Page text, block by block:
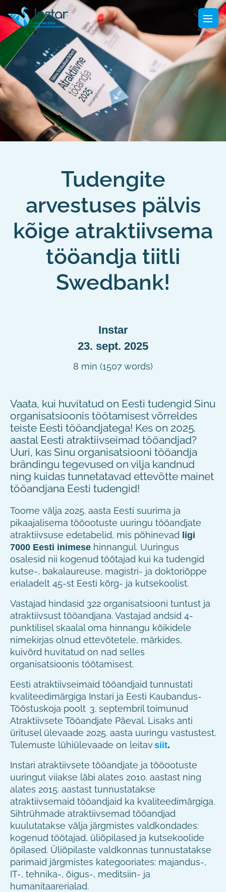
Tudengite
arvestuses pälvis
kõige atraktiivsema
tööandja tiitli
Swedbank!
Instar
23. sept. 2025
8 min (1507 words)
Vaata, kui huvitatud on Eesti tudengid Sinu
organisatsioonis töötamisest võrreldes
teiste Eesti tööandjatega! Kes on 2025.
aastal Eesti atraktiivseimad tööandjad?
Uuri, kas Sinu organisatsiooni tööandja
brändingu tegevused on vilja kandnud
ning kuidas tunnetatavad ettevõtte mainet
tööandjana Eesti tudengid!
Toome välja 2025. aasta Eesti suurima ja
pikaajalisema tööootuste uuringu tööandjate
atraktiivsuse edetabelid, mis põhinevad
ligi
7000 Eesti inimese hinnangul. Uuringus
osalesid nii kogenud töötajad kui ka tudengid
kutse-, bakalaureuse, magistri- ja doktoriõppe
erialadelt 45-st Eesti kõrg- ja kutsekoolist.
Vastajad hindasid 322 organisatsiooni tuntust ja
atraktiivsust tööandjana.Vastajad andsid 4-
punktilisel skaalal oma hinnangu kõikidele
nimekirjas olnud ettevõtetele, märkides,
kuivõrd huvitatud on nad selles
organisatsioonis töötamisest.
Eesti atraktiivseimaid tööandjaid tunnustati
kvaliteedimärgiga Instari ja Eesti Kaubandus-
Tööstuskoja poolt 3. septembril toimunud
Atraktiivsete Tööandjate Päeval. Lisaks anti
üritusel ülevaade 2025. aasta uuringu vastustest.
Tulemuste lühiülevaade on leitav siit.
Instari atraktiivsete tööandjate ja tööootuste
uuringut viiakse läbi alates 2010. aastast ning
alates 2015. aastast tunnustatakse
atraktiivsemaid tööandjaid ka kvaliteedimärgiga.
Sihtrühmade atraktiivsemad tööandjad
kuulutatakse välja järgmistes valdkondades:
kogenud töötajad, üliõpilased ja kutsekoolide
õpilased. Üliõpilaste valdkonnas tunnustatakse
parimaid järgmistes kategooriates: majandus-,
IT-, tehnika-, õigus-, meditsiin- ja
humanitaarerialad.